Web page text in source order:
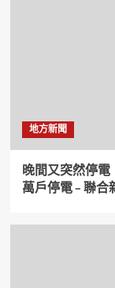
地方新聞
晚間又突然停電
萬戶停電 – 聯合